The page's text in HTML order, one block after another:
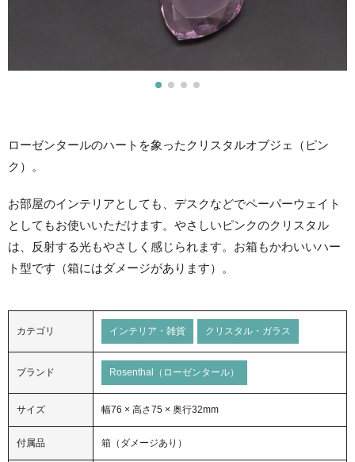
ローゼンタールのハートを象ったクリスタルオブジェ（ピン
ク）。
お部屋のインテリアとしても、デスクなどでペーパーウェイト
としてもお使いいただけます。やさしいピンクのクリスタル
は、反射する光もやさしく感じられます。お箱もかわいいハー
ト型です（箱にはダメージがあります）。
カテゴリ インテリア・雑貨 クリスタル・ガラス
ブランド Rosenthal（ローゼンタール）
サイズ 幅76 × 高さ75 × 奥行32mm
付属品 箱（ダメージあり）